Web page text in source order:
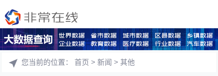
您当前的位置：首页 >新闻 >其他